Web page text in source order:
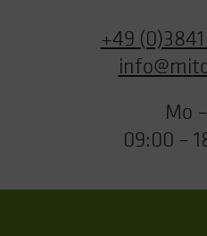
+49
Mo
09:00 –